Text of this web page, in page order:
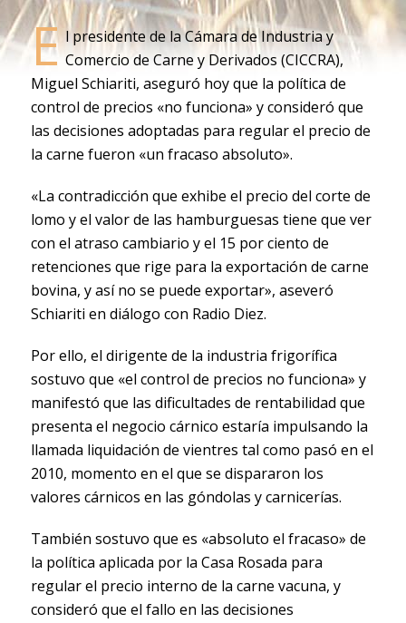
E l presidente de la Cámara de Industria y
Comercio de Carne y Derivados (CICCRA),
Miguel Schiariti, aseguró hoy que la política de
control de precios «no funciona» y consideró que
las decisiones adoptadas para regular el precio de
la carne fueron «un fracaso absoluto».
«La contradicción que exhibe el precio del corte de
lomo y el valor de las hamburguesas tiene que ver
con el atraso cambiario y el 15 por ciento de
retenciones que rige para la exportación de carne
bovina, y así no se puede exportar», aseveró
Schiariti en diálogo con Radio Diez.
Por ello, el dirigente de la industria frigorífica
sostuvo que «el control de precios no funciona» y
manifestó que las dificultades de rentabilidad que
presenta el negocio cárnico estaría impulsando la
llamada liquidación de vientres tal como pasó en el
2010, momento en el que se dispararon los
valores cárnicos en las góndolas y carnicerías.
También sostuvo que es «absoluto el fracaso» de
la política aplicada por la Casa Rosada para
regular el precio interno de la carne vacuna, y
consideró que el fallo en las decisiones